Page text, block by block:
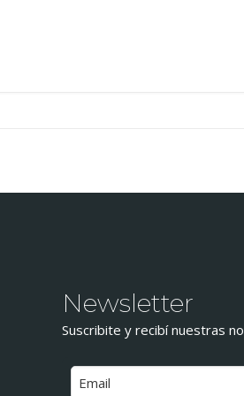
Newsletter
Suscribite y recibí nuestras